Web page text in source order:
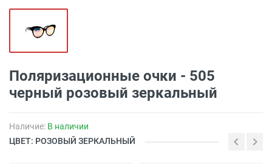
Поляризационные очки - 505
черный розовый зеркальный
Наличие: В наличии
ЦВЕТ: РОЗОВЫЙ ЗЕРКАЛЬНЫЙ